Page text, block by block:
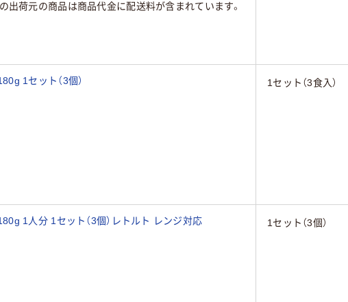
出荷元の商品は商品代金に配送料が含まれています。
1セット（3個） 1セット（3食入）
1人分 1セット（3個）レトルト レンジ対応 1セット（3個）